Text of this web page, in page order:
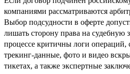
компаниями рассматриваются
Выбор подсудности в оферте
лишать сторону права на судебную
процессе критичны логи операций,
трекинг‑данные, фото и видео
тикетах, а также экспертные